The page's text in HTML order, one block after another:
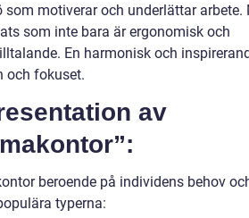
motiverar och underlättar arbete.
som inte bara är ergonomisk och
En harmonisk och
och fokuset.
av
beroende på individens behov
typerna: